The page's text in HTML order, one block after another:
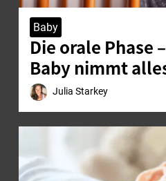
Baby
Die orale Phase
Baby nimmt
Julia Starkey